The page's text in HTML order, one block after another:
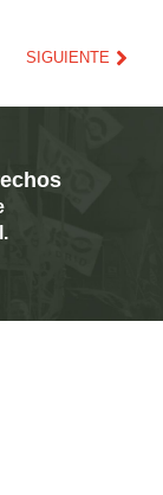
SIGUIENTE